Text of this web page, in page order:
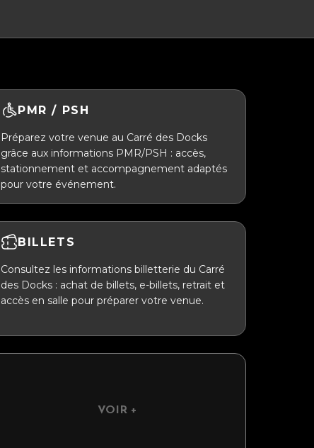
PMR / PSH
Préparez votre venue au Carré des Docks
grâce aux informations PMR/PSH : accès,
stationnement et accompagnement adaptés
pour votre événement.
BILLETS
Consultez les informations billetterie du Carré
des Docks : achat de billets, e-billets, retrait et
accès en salle pour préparer votre venue.
VOIR +